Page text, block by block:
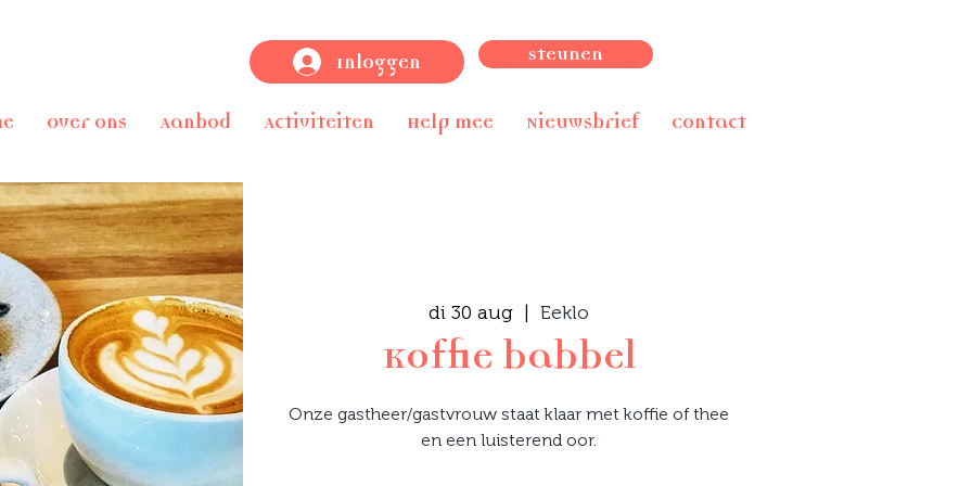
Inloggen Steunen
Over ons Aanbod Activiteiten Help mee Nieuwsbrief Contact
di 30 aug
  |
Eeklo
Koffie babbel
Onze gastheer/gastvrouw staat klaar met koffie of thee
en een luisterend oor.